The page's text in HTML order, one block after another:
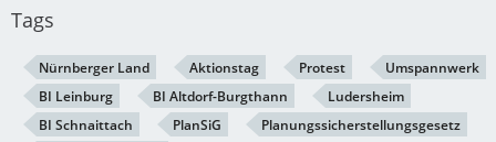
Tags
Nürnberger Land Aktionstag Protest
Umspannwerk
BI Leinburg
BI Altdorf-Burgthann
Ludersheim
BI Schnaittach
PlanSiG
Planungssicherstellungsgesetz